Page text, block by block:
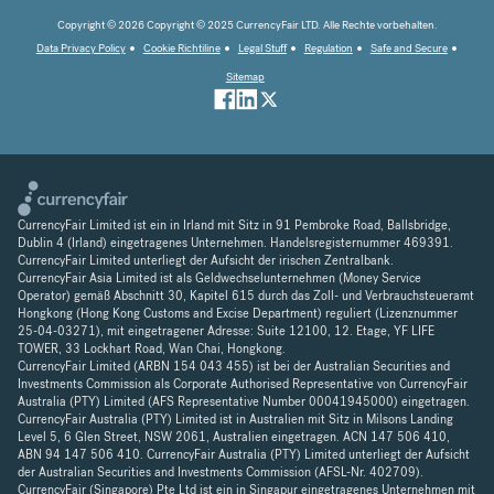
Copyright © 2026 Copyright © 2025 CurrencyFair LTD. Alle Rechte vorbehalten.
Data Privacy Policy
Cookie Richtiline Legal Stuff Regulation
Safe and Secure
Sitemap
CurrencyFair Limited ist ein in Irland mit Sitz in 91 Pembroke Road, Ballsbridge,
Dublin 4 (Irland) eingetragenes Unternehmen. Handelsregisternummer 469391.
CurrencyFair Limited unterliegt der Aufsicht der irischen Zentralbank.
CurrencyFair Asia Limited ist als Geldwechselunternehmen (Money Service
Operator) gemäß Abschnitt 30, Kapitel 615 durch das Zoll- und Verbrauchsteueramt
Hongkong (Hong Kong Customs and Excise Department) reguliert (Lizenznummer
25-04-03271), mit eingetragener Adresse: Suite 12100, 12. Etage, YF LIFE
TOWER, 33 Lockhart Road, Wan Chai, Hongkong.
CurrencyFair Limited (ARBN 154 043 455) ist bei der Australian Securities and
Investments Commission als Corporate Authorised Representative von CurrencyFair
Australia (PTY) Limited (AFS Representative Number 00041945000) eingetragen.
CurrencyFair Australia (PTY) Limited ist in Australien mit Sitz in Milsons Landing
Level 5, 6 Glen Street, NSW 2061, Australien eingetragen. ACN 147 506 410,
ABN 94 147 506 410. CurrencyFair Australia (PTY) Limited unterliegt der Aufsicht
der Australian Securities and Investments Commission (AFSL-Nr. 402709).
CurrencyFair (Singapore) Pte Ltd ist ein in Singapur eingetragenes Unternehmen mit